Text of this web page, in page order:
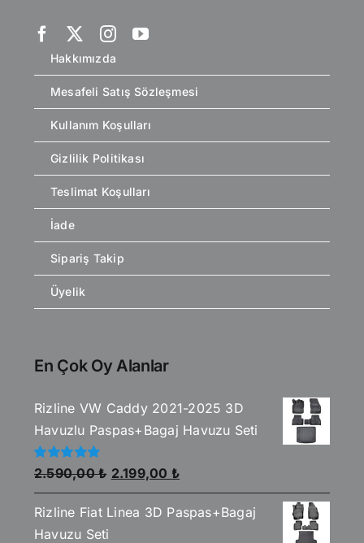
Hakkımızda
Mesafeli Satış Sözleşmesi
Kullanım Koşulları
Gizlilik Politikası
Teslimat Koşulları
İade
Sipariş Takip
Üyelik
En Çok Oy Alanlar
Rizline VW Caddy 2021-2025 3D
Havuzlu Paspas+Bagaj Havuzu Seti
5
üzerinden
5.00oy aldı
2.590,00₺ Orijinal
fiyat:
2.590,00 ₺.
2.199,00 ₺Şu
andaki
fiyat:
Rizline Fiat Linea 3D Paspas+Bagaj
Havuzu Seti